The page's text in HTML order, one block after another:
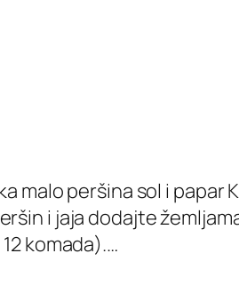
malo peršina sol i
i jaja dodajte
komada).…